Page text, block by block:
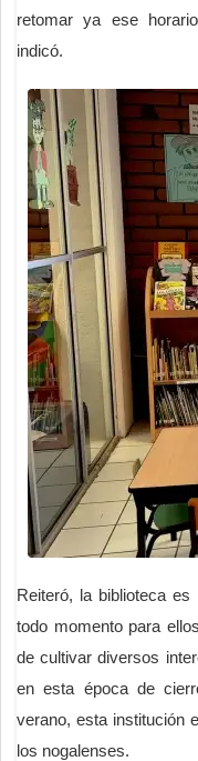
retomar ya ese
indicó.
Reiteró, la biblioteca
todo momento para
de cultivar diversos
en esta época de
verano, esta institución
los nogalenses.